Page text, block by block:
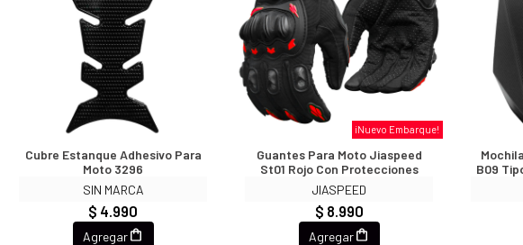
Cubre Estanque Adhesivo Para
Moto 3296
SIN MARCA
$ 4.990
Agregar
¡Nuevo Embarque!
Guantes Para Moto Jiaspeed
St01 Rojo Con Protecciones
JIASPEED
$ 8.990
Agregar
B09